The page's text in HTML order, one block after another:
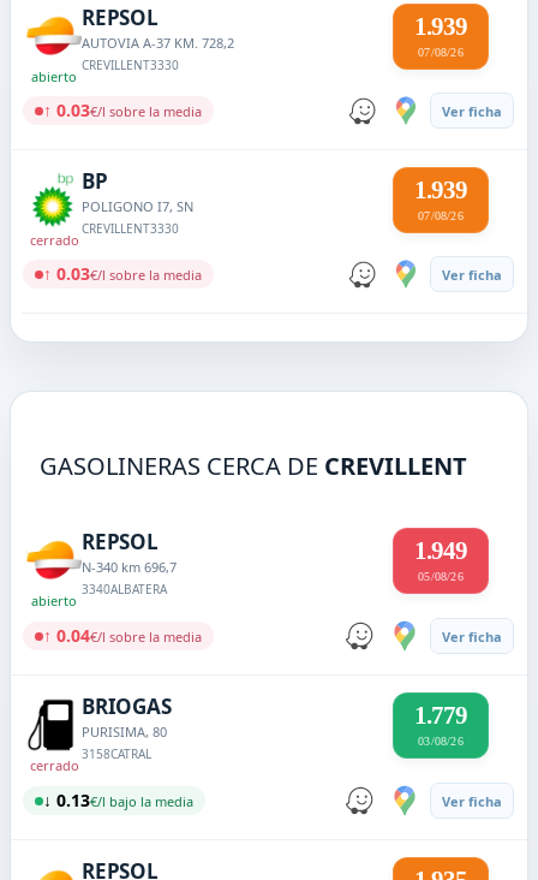
abierto
REPSOL
AUTOVIA A-37 KM. 728,2
CREVILLENT3330
1.939
07/08/26
↑ 0.03€/l sobre la media Ver ficha
cerrado
BP
POLIGONO I7, SN
CREVILLENT3330
1.939
07/08/26
↑ 0.03€/l sobre la media Ver ficha
GASOLINERAS CERCA DE CREVILLENT
abierto
REPSOL
N-340 km 696,7
3340ALBATERA
1.949
05/08/26
↑ 0.04€/l sobre la media Ver ficha
cerrado
BRIOGAS
PURISIMA, 80
3158CATRAL
1.779
03/08/26
↓ 0.13€/l bajo la media Ver ficha
REPSOL